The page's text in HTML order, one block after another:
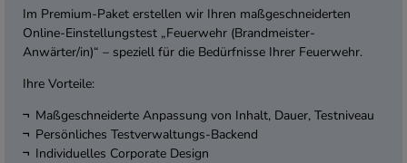
Im Premium-Paket erstellen wir Ihren maßgeschneiderten
Online-Einstellungstest „Feuerwehr (Brandmeister-
Anwärter/in)“ – speziell für die Bedürfnisse Ihrer Feuerwehr.
Ihre Vorteile:
Maßgeschneiderte Anpassung von Inhalt, Dauer, Testniveau
Persönliches Testverwaltungs-Backend
Individuelles Corporate Design